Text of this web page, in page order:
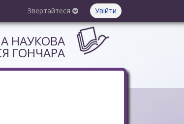
Звертайтеся Увійти
НАУКОВА
ГОНЧАРА